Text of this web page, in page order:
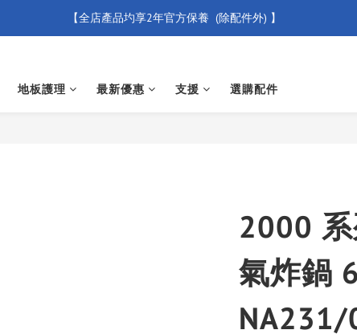
【買滿 $500 免運費】
【全店產品圴享2年官方保養  (除配件外) 】
【買滿 $500 免運費】
地板護理 最新優惠 支援 選購配件
2000
氣炸鍋
NA231/